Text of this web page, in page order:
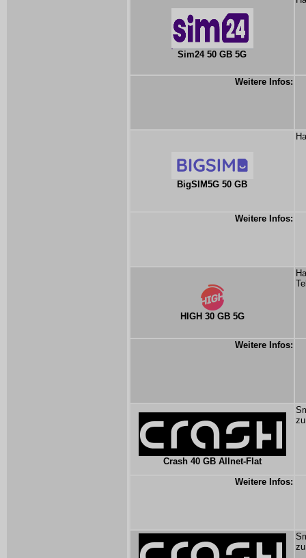
Sim24 50 GB 5G
Weitere Infos:
BigSIM5G 50 GB
Weitere Infos:
HIGH 30 GB 5G
Weitere Infos:
Crash 40 GB Allnet-Flat
Weitere Infos: